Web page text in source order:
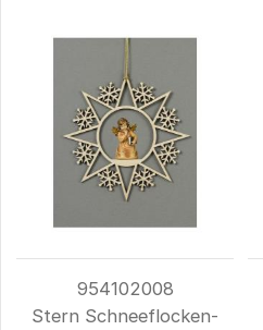
954102008
Stern Schneeflocken-